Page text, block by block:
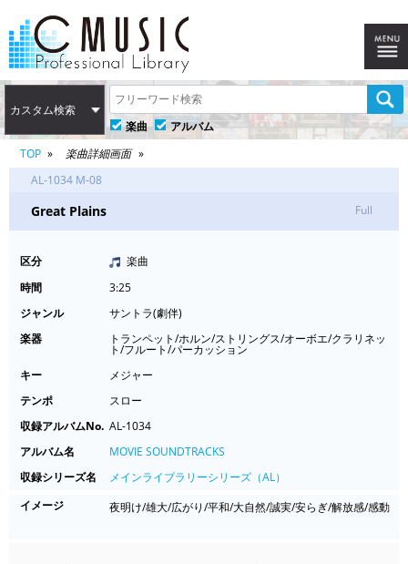
カスタム検索
楽曲
アルバム
TOP
楽曲詳細画面
AL-1034 M-08
Great Plains Full
区分
楽曲
時間
3:25
ジャンル
サントラ(劇伴)
楽器
トランペット/ホルン/ストリングス/オーボエ/クラリネッ
ト/フルート/パーカッション
キー
メジャー
テンポ
スロー
収録アルバムNo. AL-1034
アルバム名
MOVIE SOUNDTRACKS
収録シリーズ名
メインライブラリーシリーズ（AL）
イメージ
夜明け/雄大/広がり/平和/大自然/誠実/安らぎ/解放感/感動